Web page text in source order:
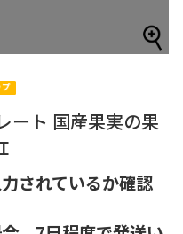
ート 国産果実の果
されているか確認